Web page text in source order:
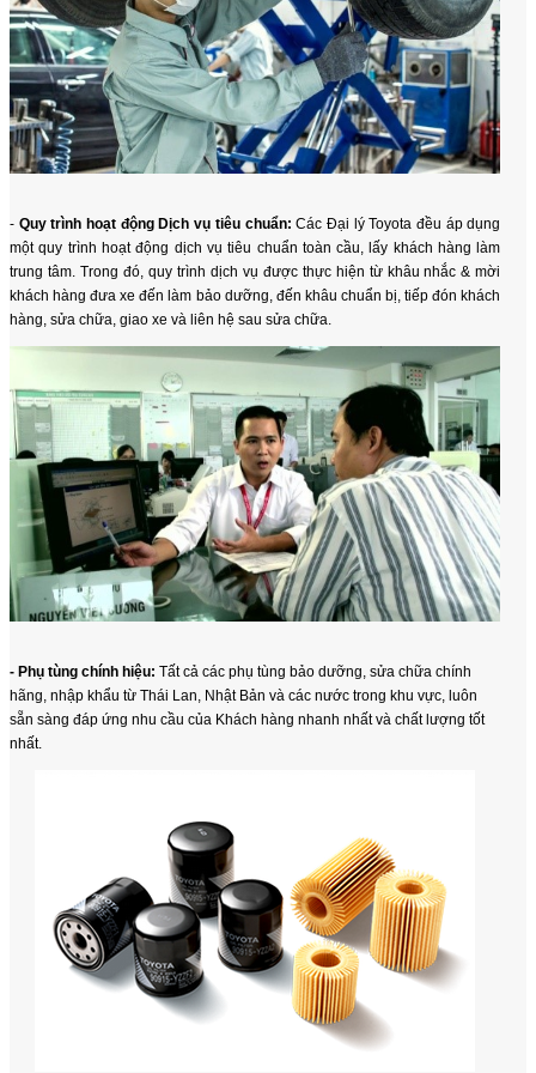
- Quy trình hoạt động Dịch vụ tiêu chuẩn: Các Đại lý Toyota đều áp dụng
một quy trình hoạt động dịch vụ tiêu chuẩn toàn cầu, lấy khách hàng làm
trung tâm. Trong đó, quy trình dịch vụ được thực hiện từ khâu nhắc & mời
khách hàng đưa xe đến làm bảo dưỡng, đến khâu chuẩn bị, tiếp đón khách
hàng, sửa chữa, giao xe và liên hệ sau sửa chữa.
- Phụ tùng chính hiệu: Tất cả các phụ tùng bảo dưỡng, sửa chữa chính
hãng, nhập khẩu từ Thái Lan, Nhật Bản và các nước trong khu vực, luôn
sẵn sàng đáp ứng nhu cầu của Khách hàng nhanh nhất và chất lượng tốt
nhất.